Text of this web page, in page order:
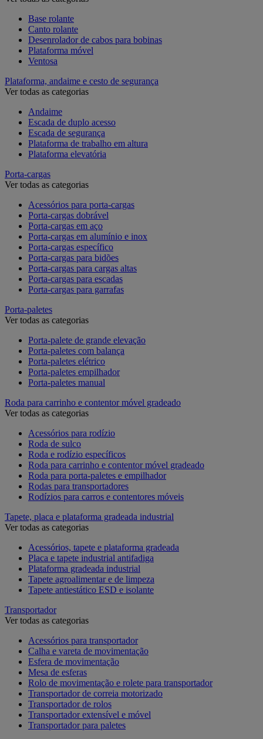
Base rolante
Canto rolante
Desenrolador de cabos para bobinas
Plataforma móvel
Ventosa
Plataforma, andaime e cesto de segurança
Ver todas as categorias
Andaime
Escada de duplo acesso
Escada de segurança
Plataforma de trabalho em altura
Plataforma elevatória
Porta-cargas
Ver todas as categorias
Acessórios para porta-cargas
Porta-cargas dobrável
Porta-cargas em aço
Porta-cargas em alumínio e inox
Porta-cargas específico
Porta-cargas para bidões
Porta-cargas para cargas altas
Porta-cargas para escadas
Porta-cargas para garrafas
Porta-paletes
Ver todas as categorias
Porta-palete de grande elevação
Porta-paletes com balança
Porta-paletes elétrico
Porta-paletes empilhador
Porta-paletes manual
Roda para carrinho e contentor móvel gradeado
Ver todas as categorias
Acessórios para rodízio
Roda de sulco
Roda e rodízio específicos
Roda para carrinho e contentor móvel gradeado
Roda para porta-paletes e empilhador
Rodas para transportadores
Rodízios para carros e contentores móveis
Tapete, placa e plataforma gradeada industrial
Ver todas as categorias
Acessórios, tapete e plataforma gradeada
Placa e tapete industrial antifadiga
Plataforma gradeada industrial
Tapete agroalimentar e de limpeza
Tapete antiestático ESD e isolante
Transportador
Ver todas as categorias
Acessórios para transportador
Calha e vareta de movimentação
Esfera de movimentação
Mesa de esferas
Rolo de movimentação e rolete para transportador
Transportador de correia motorizado
Transportador de rolos
Transportador extensível e móvel
Transportador para paletes